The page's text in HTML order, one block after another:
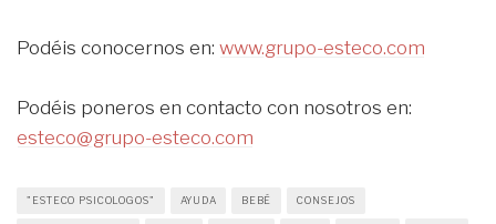
Podéis conocernos en: www.grupo-esteco.com
Podéis poneros en contacto con nosotros en:
esteco@grupo-esteco.com
"ESTECO PSICOLOGOS" AYUDA BEBÉ CONSEJOS